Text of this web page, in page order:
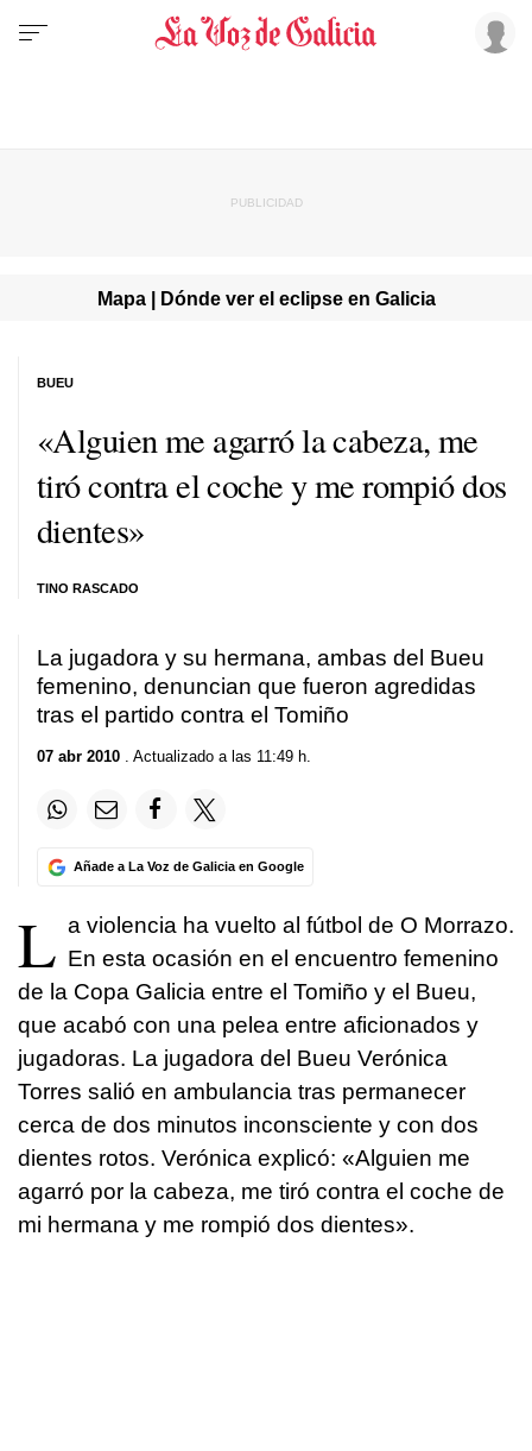
Mapa | Dónde ver el eclipse en Galicia
«Alguien me agarró la cabeza, me
tiró contra el coche y me rompió dos
dientes»
TINO RASCADO
BUEU
La jugadora y su hermana, ambas del Bueu
femenino, denuncian que fueron agredidas
tras el partido contra el Tomiño
07 abr 2010 . Actualizado a las 11:49 h.
Añade a La Voz de Galicia en Google
L a violencia ha vuelto al fútbol de O Morrazo.
En esta ocasión en el encuentro femenino
de la Copa Galicia entre el Tomiño y el Bueu,
que acabó con una pelea entre aficionados y
jugadoras. La jugadora del Bueu Verónica
Torres salió en ambulancia tras permanecer
cerca de dos minutos inconsciente y con dos
dientes rotos. Verónica explicó: «Alguien me
agarró por la cabeza, me tiró contra el coche de
mi hermana y me rompió dos dientes».